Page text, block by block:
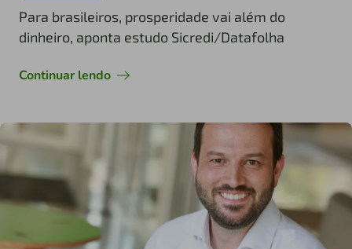
Para brasileiros, prosperidade vai além do
dinheiro, aponta estudo Sicredi/Datafolha
Continuar lendo